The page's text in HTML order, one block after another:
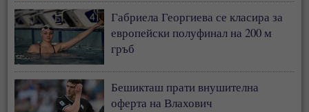
Габриела Георгиева се класира за
европейски полуфинал на 200 м
гръб
Бешикташ прати внушителна
оферта на Влахович